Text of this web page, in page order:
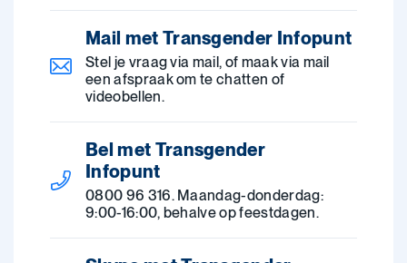
Mail met Transgender Infopunt
Stel je vraag via mail, of maak via mail
een afspraak om te chatten of
videobellen.
Bel met Transgender
Infopunt
0800 96 316. Maandag-donderdag:
9:00-16:00, behalve op feestdagen.